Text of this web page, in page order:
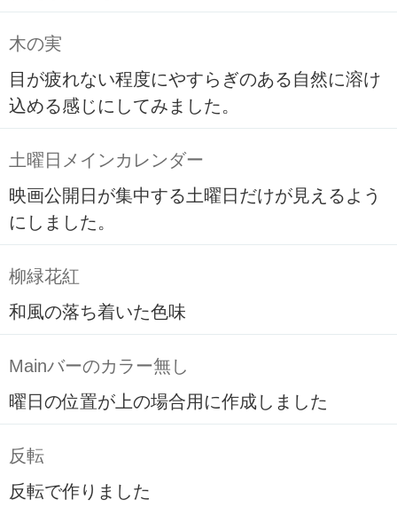
木の実
目が疲れない程度にやすらぎのある自然に溶け
込める感じにしてみました。
土曜日メインカレンダー
映画公開日が集中する土曜日だけが見えるよう
にしました。
柳緑花紅
和風の落ち着いた色味
Mainバーのカラー無し
曜日の位置が上の場合用に作成しました
反転
反転で作りました